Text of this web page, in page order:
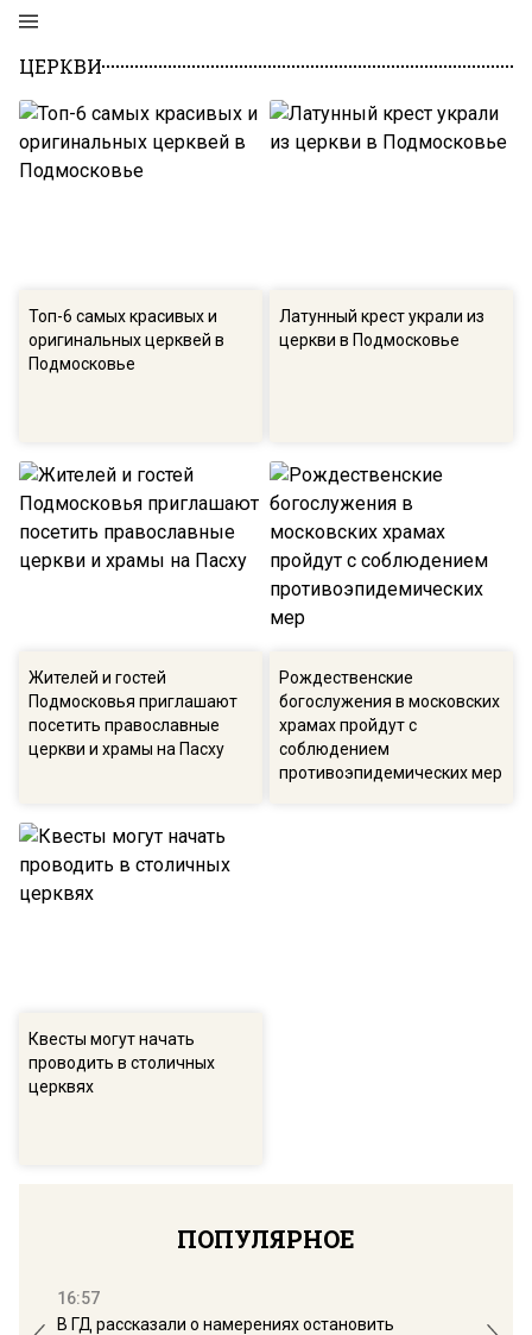
ЦЕРКВИ
Топ-6 самых красивых и
оригинальных церквей в
Подмосковье
Латунный крест украли из
церкви в Подмосковье
Жителей и гостей
Подмосковья приглашают
посетить православные
церкви и храмы на Пасху
Рождественские
богослужения в московских
храмах пройдут с
соблюдением
противоэпидемических мер
Квесты могут начать
проводить в столичных
церквях
ПОПУЛЯРНОЕ
16:57
В ГД рассказали о намерениях остановить